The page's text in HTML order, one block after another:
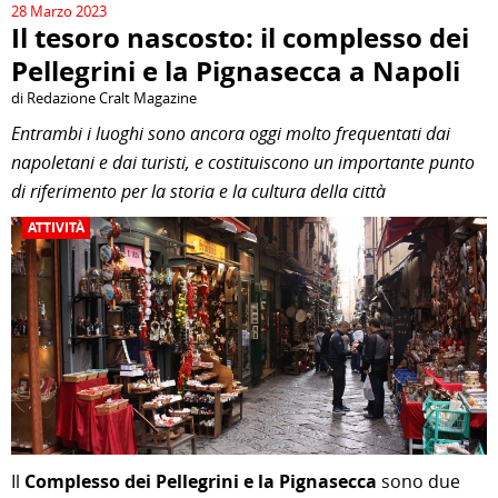
28 Marzo 2023
Il tesoro nascosto: il complesso dei
Pellegrini e la Pignasecca a Napoli
di Redazione Cralt Magazine
Entrambi i luoghi sono ancora oggi molto frequentati dai
napoletani e dai turisti, e costituiscono un importante punto
di riferimento per la storia e la cultura della città
ATTIVITÀ
Il Complesso dei Pellegrini e la Pignasecca sono due